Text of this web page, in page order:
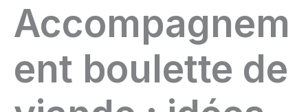
Accompagnem
ent boulette de